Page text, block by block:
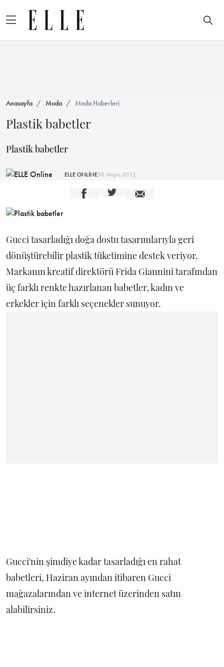
Anasayfa Moda Moda Haberleri
Plastik babetler
Plastik babetler
ELLE ONLİNE30 Mayıs 2012
Gucci tasarladığı doğa dostu tasarımlarıyla geri
dönüştürebilir plastik tüketimine destek veriyor.
Markanın kreatif direktörü Frida Giannini tarafından
üç farklı renkte hazırlanan babetler, kadın ve
erkekler için farklı seçenekler sunuyor.
Gucci'nin şimdiye kadar tasarladığı en rahat
babetleri, Haziran ayından itibaren Gucci
mağazalarından ve internet üzerinden satın
alabilirsiniz.